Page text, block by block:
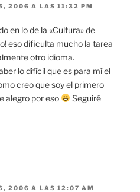
2006 A LAS 11:32 PM
en lo de la «Cultura» de
eso dificulta mucho la tarea
otro idioma.
lo difícil que es para mí el
creo que soy el primero
alegro por eso
Seguiré
2006 A LAS 12:07 AM